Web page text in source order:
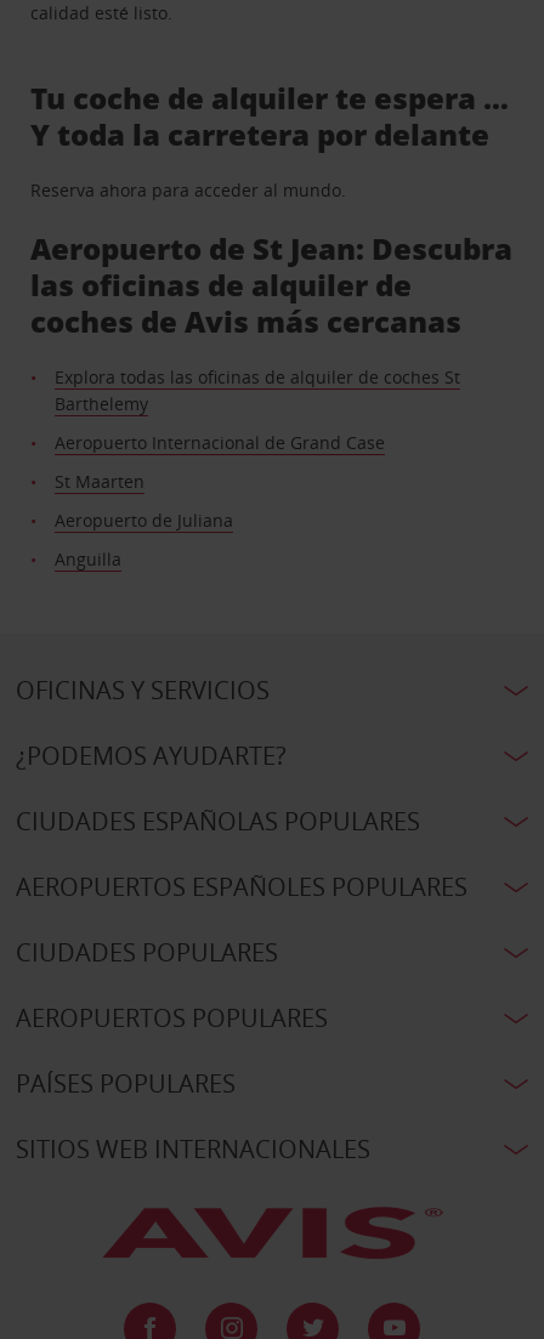
calidad esté listo.
Tu coche de alquiler te espera …
Y toda la carretera por delante
Reserva ahora para acceder al mundo.
Aeropuerto de St Jean: Descubra
las oficinas de alquiler de
coches de Avis más cercanas
Explora todas las oficinas de alquiler de coches St
Barthelemy
Aeropuerto Internacional de Grand Case
St Maarten
Aeropuerto de Juliana
Anguilla
OFICINAS Y SERVICIOS
¿PODEMOS AYUDARTE?
CIUDADES ESPAÑOLAS POPULARES
AEROPUERTOS ESPAÑOLES POPULARES
CIUDADES POPULARES
AEROPUERTOS POPULARES
PAÍSES POPULARES
SITIOS WEB INTERNACIONALES